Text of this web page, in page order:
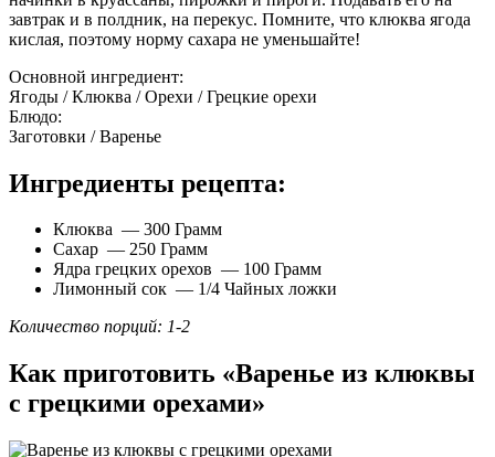
завтрак и в полдник, на перекус. Помните, что клюква ягода
кислая, поэтому норму сахара не уменьшайте!
Основной ингредиент:
Ягоды / Клюква / Орехи / Грецкие орехи
Блюдо:
Заготовки / Варенье
Ингредиенты рецепта:
Клюква — 300 Грамм
Сахар — 250 Грамм
Ядра грецких орехов — 100 Грамм
Лимонный сок — 1/4 Чайных ложки
Количество порций: 1-2
Как приготовить «Варенье из клюквы
с грецкими орехами»